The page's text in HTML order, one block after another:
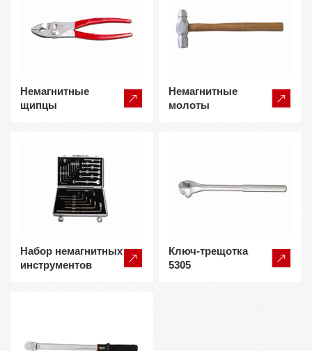
Немагнитные
щипцы
Немагнитные
молоты
Набор немагнитных
инструментов
Ключ-трещотка
5305